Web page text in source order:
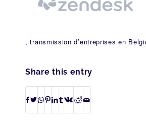
, transmission d’entreprises en
Share this entry